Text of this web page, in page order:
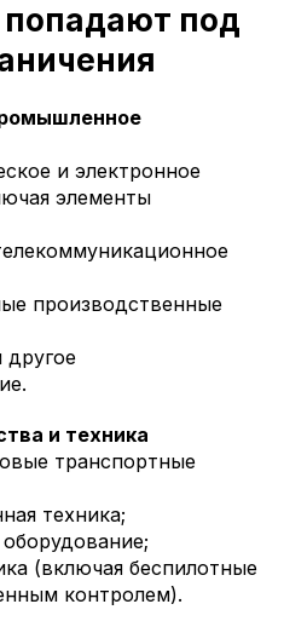
под
и электронное
элементы
производственные
и техника
транспортные
техника;
(включая беспилотные
контролем).